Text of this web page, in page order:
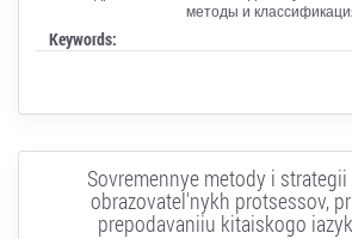
методы и
Keywords:
Sovremennye metody i
obrazovatel'nykh protsessov,
prepodavaniiu kitaiskogo